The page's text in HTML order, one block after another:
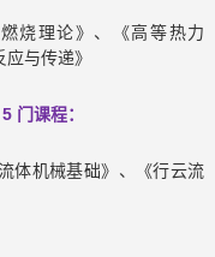
烧理论》、《高等热力
与传递》
门课程：
体机械基础》、《行云流